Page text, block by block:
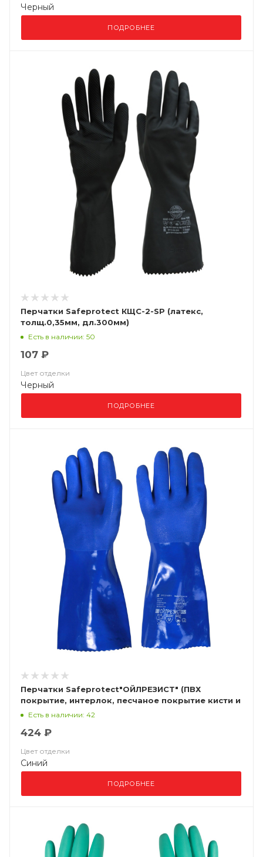
Черный
ПОДРОБНЕЕ
Перчатки Safeprotect КЩС-2-SP (латекс,
толщ.0,35мм, дл.300мм)
Есть в наличии: 50
107 ₽
Цвет отделки
Черный
ПОДРОБНЕЕ
Перчатки Safeprotect"ОЙЛРЕЗИСТ" (ПВХ
покрытие, интерлок, песчаное покрытие кисти и
пальцев, дл.35см)
Есть в наличии: 42
424 ₽
Цвет отделки
Синий
ПОДРОБНЕЕ